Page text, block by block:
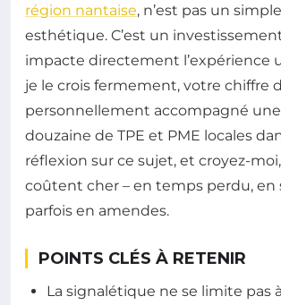
région nantaise, n’est pas un
esthétique. C’est un
impacte directement l’expérience
je le crois fermement, votre chiffre
personnellement accompagné
douzaine de TPE et PME locales
réflexion sur ce sujet, et croyez-
coûtent cher – en temps perdu, en
parfois en amendes.
POINTS CLÉS À RETENIR
La signalétique ne se limite pas